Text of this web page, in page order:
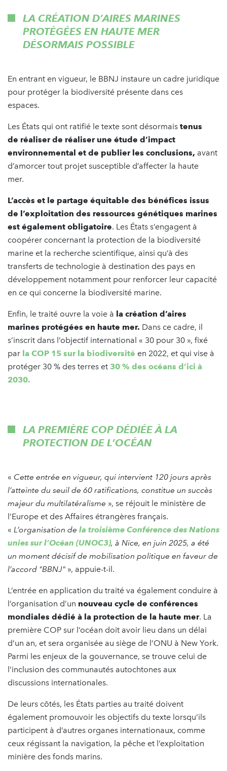
LA CRÉATION D’AIRES MARINES
PROTÉGÉES EN HAUTE MER
DÉSORMAIS POSSIBLE
En entrant en vigueur, le BBNJ instaure un cadre juridique
pour protéger la biodiversité présente dans ces
espaces.
Les États qui ont ratifié le texte sont désormais tenus
de réaliser de réaliser une étude d’impact
environnemental et de publier les conclusions, avant
d’amorcer tout projet susceptible d’affecter la haute
mer.
L’accès et le partage équitable des bénéfices issus
de l’exploitation des ressources génétiques marines
est également obligatoire. Les États s’engagent à
coopérer concernant la protection de la biodiversité
marine et la recherche scientifique, ainsi qu’à des
transferts de technologie à destination des pays en
développement notamment pour renforcer leur capacité
en ce qui concerne la biodiversité marine.
Enfin, le traité ouvre la voie à la création d’aires
marines protégées en haute mer. Dans ce cadre, il
s’inscrit dans l’objectif international « 30 pour 30 », fixé
par la COP 15 sur la biodiversité en 2022, et qui vise à
protéger 30 % des terres et 30 % des océans d’ici à
2030.
LA PREMIÈRE COP DÉDIÉE À LA
PROTECTION DE L’OCÉAN
« Cette entrée en vigueur, qui intervient 120 jours après
l’atteinte du seuil de 60 ratifications, constitue un succès
majeur du multilatéralisme », se réjouit le ministère de
l’Europe et des Affaires étrangères français.
« L’organisation de la troisième Conférence des Nations
unies sur l’Océan (UNOC3), à Nice, en juin 2025, a été
un moment décisif de mobilisation politique en faveur de
l’accord "BBNJ" », appuie-t-il.
L’entrée en application du traité va également conduire à
l’organisation d’un nouveau cycle de conférences
mondiales dédié à la protection de la haute mer. La
première COP sur l’océan doit avoir lieu dans un délai
d’un an, et sera organisée au siège de l’ONU à New York.
Parmi les enjeux de la gouvernance, se trouve celui de
l’inclusion des communautés autochtones aux
discussions internationales.
De leurs côtés, les États parties au traité doivent
également promouvoir les objectifs du texte lorsqu’ils
participent à d’autres organes internationaux, comme
ceux régissant la navigation, la pêche et l’exploitation
minière des fonds marins.